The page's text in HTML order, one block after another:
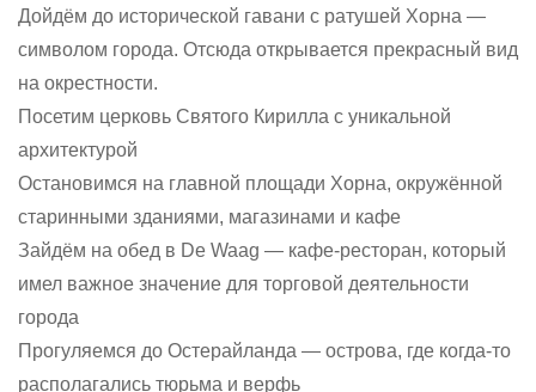
Дойдём до исторической гавани с ратушей Хорна —
символом города. Отсюда открывается прекрасный вид
на окрестности.
Посетим церковь Святого Кирилла с уникальной
архитектурой
Остановимся на главной площади Хорна, окружённой
старинными зданиями, магазинами и кафе
Зайдём на обед в De Waag — кафе-ресторан, который
имел важное значение для торговой деятельности
города
Прогуляемся до Остерайланда — острова, где когда-то
располагались тюрьма и верфь